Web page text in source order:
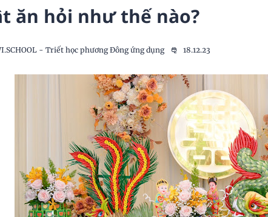
ăn hỏi như thế nào?
- Triết học phương Đông ứng dụng 18.12.23